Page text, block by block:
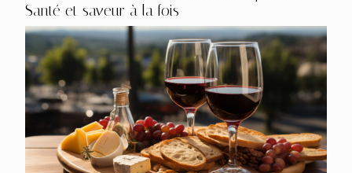
Santé et saveur à la fois